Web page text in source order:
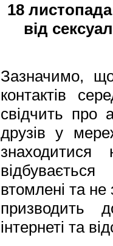
18
від
Зазначимо,
контактів
свідчить про
друзів у
втомлені та
призводить
інтернеті та